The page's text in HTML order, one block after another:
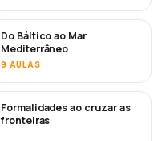
EM BREVE
Do Báltico ao Mar
Mediterrâneo
9 AULAS
Formalidades ao cruzar as
fronteiras